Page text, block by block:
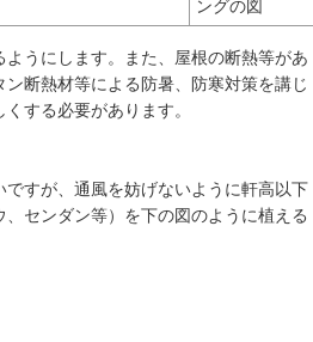
ングの図
うにします。また、屋根の断熱等があ
断熱材等による防暑、防寒対策を講じ
する必要があります。
すが、通風を妨げないように軒高以下
センダン等）を下の図のように植える